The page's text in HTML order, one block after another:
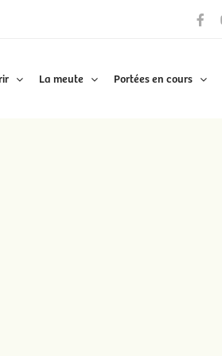
La meute Portées en cours